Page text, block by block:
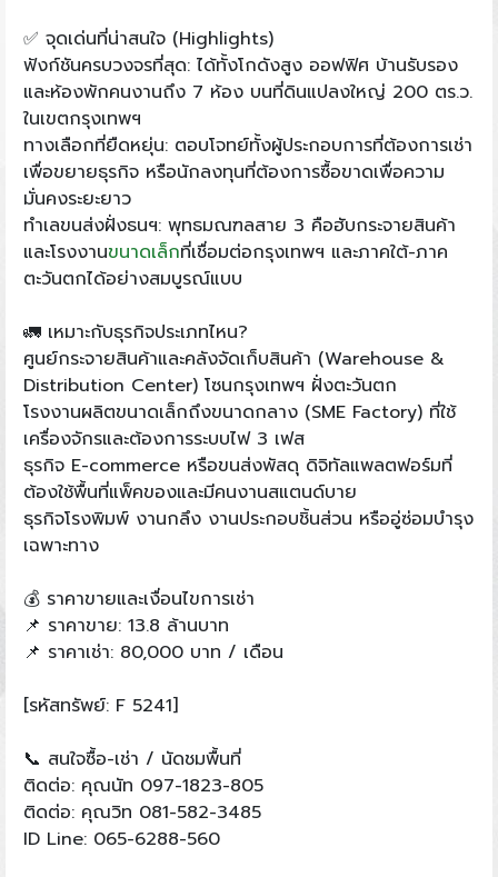
✅ จุดเด่นที่น่าสนใจ (Highlights)
ฟังก์ชันครบวงจรที่สุด: ได้ทั้งโกดังสูง ออฟฟิศ บ้านรับรอง
และห้องพักคนงานถึง 7 ห้อง บนที่ดินแปลงใหญ่ 200 ตร.ว.
ในเขตกรุงเทพฯ
ทางเลือกที่ยืดหยุ่น: ตอบโจทย์ทั้งผู้ประกอบการที่ต้องการเช่า
เพื่อขยายธุรกิจ หรือนักลงทุนที่ต้องการซื้อขาดเพื่อความ
มั่นคงระยะยาว
ทำเลขนส่งฝั่งธนฯ: พุทธมณฑลสาย 3 คือฮับกระจายสินค้า
และโรงงานขนาดเล็กที่เชื่อมต่อกรุงเทพฯ และภาคใต้-ภาค
ตะวันตกได้อย่างสมบูรณ์แบบ
🚛 เหมาะกับธุรกิจประเภทไหน?
ศูนย์กระจายสินค้าและคลังจัดเก็บสินค้า (Warehouse &
Distribution Center) โซนกรุงเทพฯ ฝั่งตะวันตก
โรงงานผลิตขนาดเล็กถึงขนาดกลาง (SME Factory) ที่ใช้
เครื่องจักรและต้องการระบบไฟ 3 เฟส
ธุรกิจ E-commerce หรือขนส่งพัสดุ ดิจิทัลแพลตฟอร์มที่
ต้องใช้พื้นที่แพ็คของและมีคนงานสแตนด์บาย
ธุรกิจโรงพิมพ์ งานกลึง งานประกอบชิ้นส่วน หรืออู่ซ่อมบำรุง
เฉพาะทาง
💰 ราคาขายและเงื่อนไขการเช่า
📌 ราคาขาย: 13.8 ล้านบาท
📌 ราคาเช่า: 80,000 บาท / เดือน
[รหัสทรัพย์: F 5241]
📞 สนใจซื้อ-เช่า / นัดชมพื้นที่
ติดต่อ: คุณนัท 097-1823-805
ติดต่อ: คุณวิท 081-582-3485
ID Line: 065-6288-560